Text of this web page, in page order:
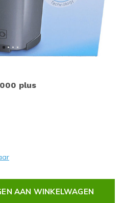
plus
AAN WINKELWAGEN